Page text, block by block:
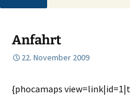
Anfahrt
22. November 2009
{phocamaps